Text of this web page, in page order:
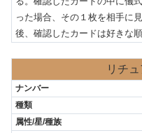
った場合、その１枚を相手に
後、確認したカードは好きな
リチ